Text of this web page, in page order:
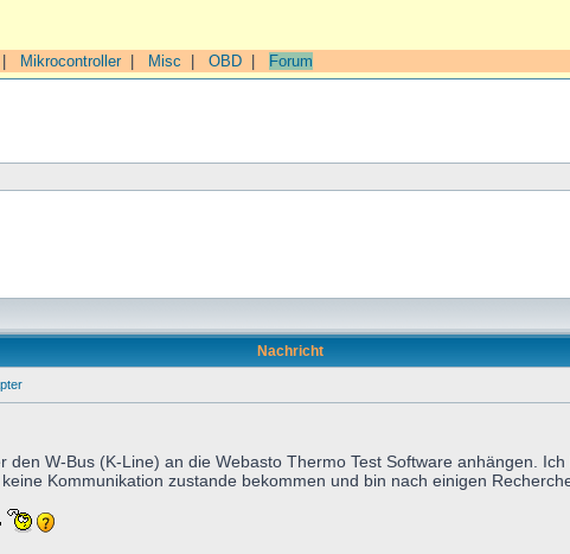
Mikrocontroller| Misc OBD Forum
Nachricht
den W-Bus (K-Line) an die Webasto Thermo Test Software anhängen.
Kommunikation zustande bekommen und bin nach einigen